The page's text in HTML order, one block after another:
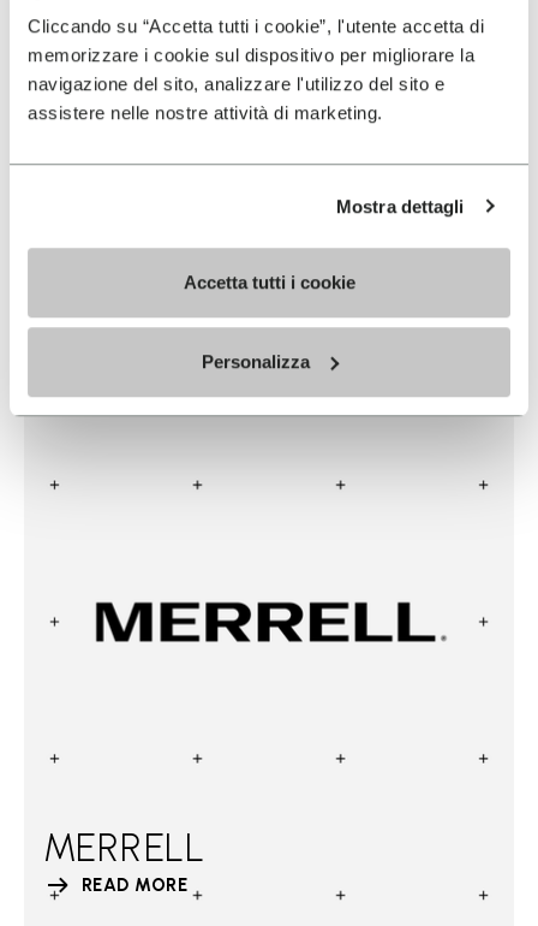
Cliccando su “Accetta tutti i cookie”, l'utente accetta di
memorizzare i cookie sul dispositivo per migliorare la
navigazione del sito, analizzare l'utilizzo del sito e
assistere nelle nostre attività di marketing.
Mostra dettagli
Accetta tutti i cookie
Personalizza
READ MORE
MERRELL
READ MORE